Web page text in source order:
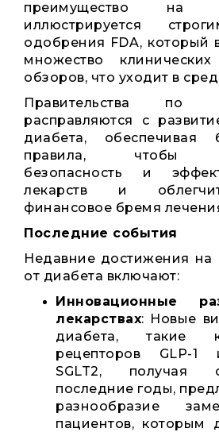
преимущество на
иллюстрируется
одобрения FDA, который
множество
обзоров, что уходит в
Правительства по
расправляются с
диабета, обеспечивая
правила, чтобы
безопасность и
лекарств и
финансовое бремя
Последние события
Недавние достижения на
от диабета включают:
Инновационные
лекарствах: Новые
диабета, такие
рецепторов GLP-1
SGLT2, получая
последние годы,
разнообразие
пациентов, которым